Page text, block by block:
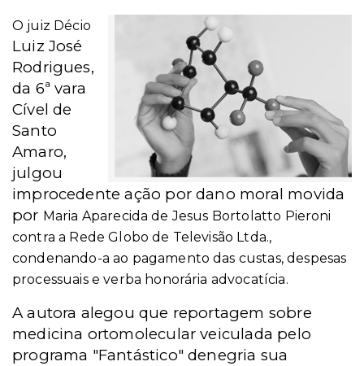
O juiz Décio
Luiz José
Rodrigues,
da 6ª vara
Cível de
Santo
Amaro,
julgou
improcedente ação por dano moral movida
por Maria Aparecida de Jesus Bortolatto Pieroni
contra a Rede Globo de Televisão Ltda.,
condenando-a ao pagamento das custas, despesas
processuais e verba honorária advocatícia.
A autora alegou que reportagem sobre
medicina ortomolecular veiculada pelo
programa "Fantástico" denegria sua